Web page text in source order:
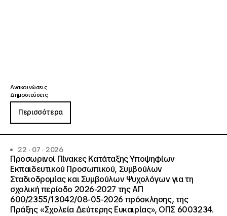
Ανακοινώσεις
Δημοσιεύσεις
Περισσότερα
22 · 07 · 2026
Προσωρινοί Πίνακες Κατάταξης Υποψηφίων
Εκπαιδευτικού Προσωπικού, Συμβούλων
Σταδιοδρομίας και Συμβούλων Ψυχολόγων για τη
σχολική περίοδο 2026-2027 της ΑΠ
600/2355/13042/08-05-2026 πρόσκλησης, της
Πράξης «Σχολεία Δεύτερης Ευκαιρίας», ΟΠΣ 6003234.